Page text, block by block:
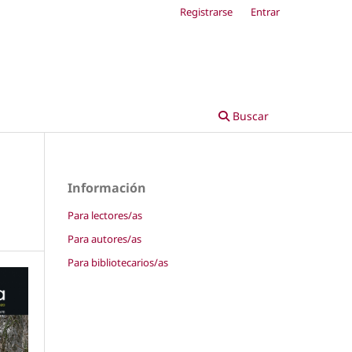
Buscar
Registrarse Entrar
Información
Para lectores/as
Para autores/as
Para bibliotecarios/as